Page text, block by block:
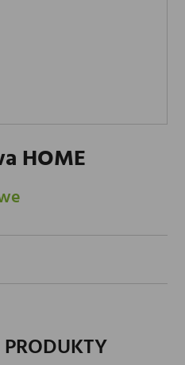
HOME